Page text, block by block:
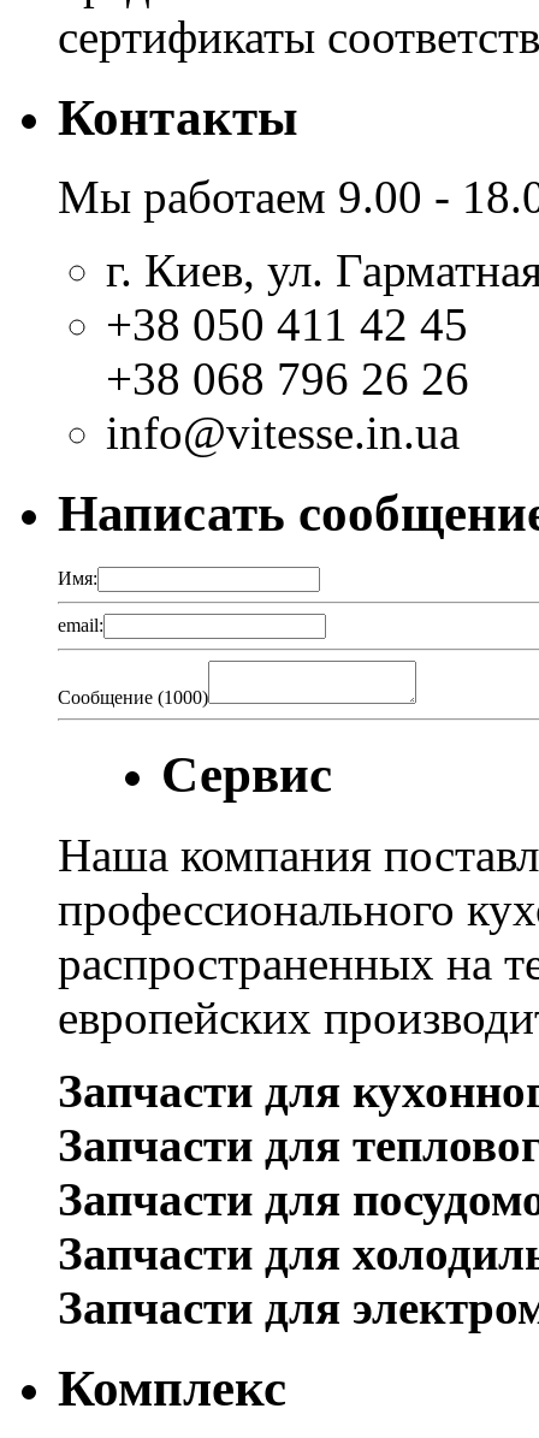
сертификаты
Контакты
Мы работаем 9.00 -
г. Киев, ул.
+38 050 411 42 45
+38 068 796 26 26
info@vitesse.in.ua
Написать
Имя:
email:
Сообщение (1000)
Сервис
Наша компания
профессионального
распространенных на
европейских
Запчасти для
Запчасти для
Запчасти для
Запчасти для
Запчасти для
Комплекс